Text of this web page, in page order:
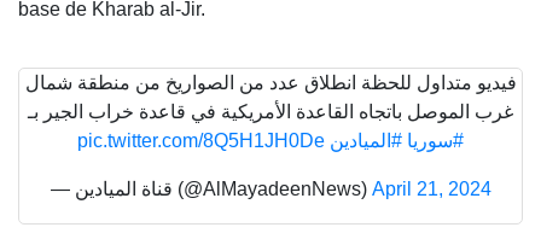
base de Kharab al-Jir.
فيديو متداول للحظة انطلاق عدد من الصواريخ من منطقة شمال
غرب الموصل باتجاه القاعدة الأمريكية في قاعدة خراب الجير بـ
#سوريا #الميادين pic.twitter.com/8Q5H1JH0De
— قناة الميادين (@AlMayadeenNews) April 21, 2024